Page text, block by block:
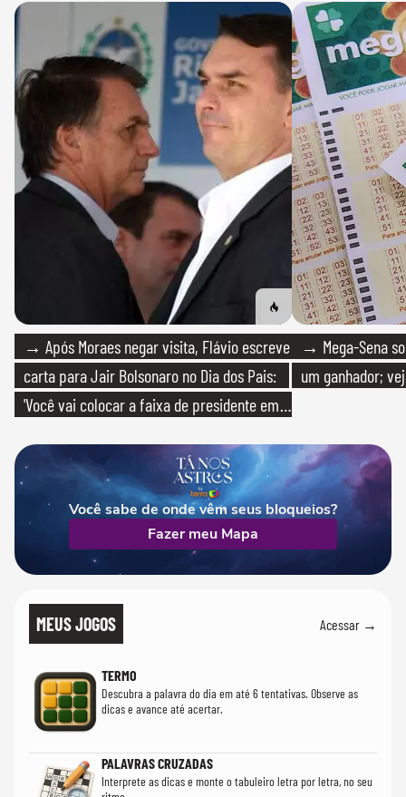
→ Após Moraes negar visita, Flávio escreve
carta para Jair Bolsonaro no Dia dos Pais:
'Você vai colocar a faixa de presidente em
→ Mega-Sena
um ganhador;
Você sabe de onde vêm seus bloqueios?
Fazer meu Mapa
MEUS JOGOS Acessar →
TERMO
Descubra a palavra do dia em até 6 tentativas. Observe as
dicas e avance até acertar.
PALAVRAS CRUZADAS
Interprete as dicas e monte o tabuleiro letra por letra, no seu